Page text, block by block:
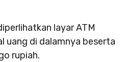
layar ATM
uang di dalamnya beserta
rupiah.